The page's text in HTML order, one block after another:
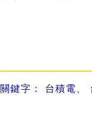
關鍵字： 台積電